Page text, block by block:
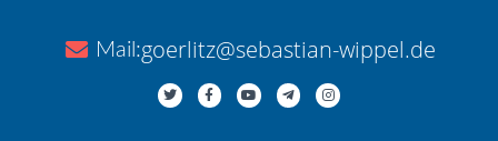
Mail:goerlitz@sebastian-wippel.de